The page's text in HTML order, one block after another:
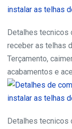
Detalhes tecnicos
receber as telhas
Terçamento,
acabamentos e
Detalhes tecnicos